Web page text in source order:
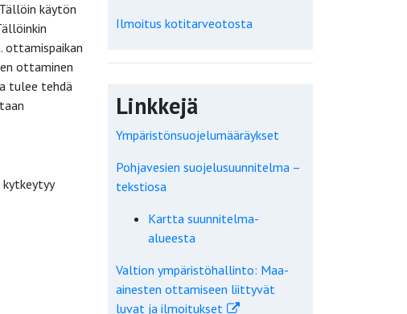
käytön
ottamispaikan
ottaminen
tulee tehdä
kytkeytyy
Ilmoitus kotitarveotosta
Linkkejä
Ympäristönsuojelumääräykset
Pohjavesien suojelusuunnitelma –
tekstiosa
Kartta suunnitelma-
alueesta
Valtion ympäristöhallinto: Maa-
ainesten ottamiseen liittyvät
luvat ja ilmoitukset